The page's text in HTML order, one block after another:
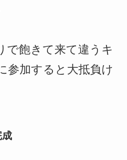
で飽きて来て違うキ
参加すると大抵負け
成